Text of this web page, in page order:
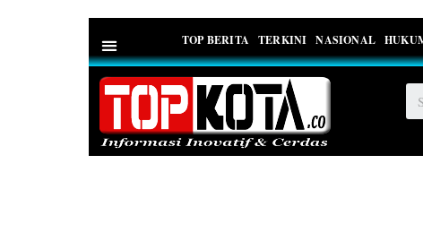
TOP BERITA TERKINI NASIONAL